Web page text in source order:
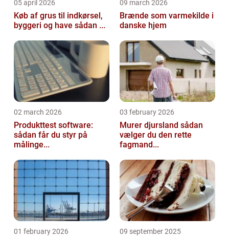
05 april 2026
Køb af grus til indkørsel,
byggeri og have sådan ...
09 march 2026
Brænde som varmekilde i
danske hjem
02 march 2026
Produkttest software:
sådan får du styr på
målinge...
03 february 2026
Murer djursland sådan
vælger du den rette
fagmand...
01 february 2026 09 september 2025